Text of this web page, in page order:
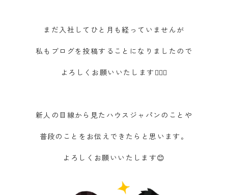
まだ入社してひと月も経っていませんが
私もブログを投稿することになりましたので
よろしくお願いいたします🙇🏻‍♀️
新人の目線から見たハウスジャパンのことや
普段のことをお伝えできたらと思います。
よろしくお願いいたします😊